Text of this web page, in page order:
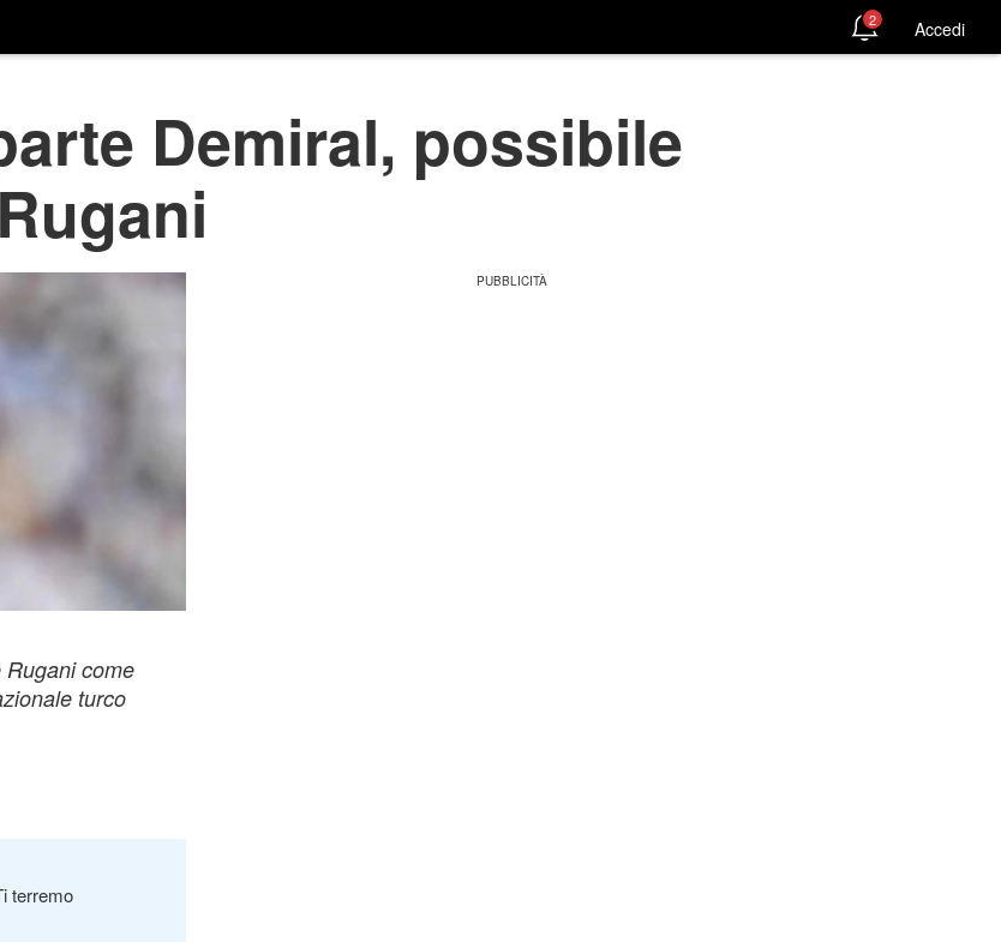
2 Accedi
Demiral, possibile
come
turco
terremo